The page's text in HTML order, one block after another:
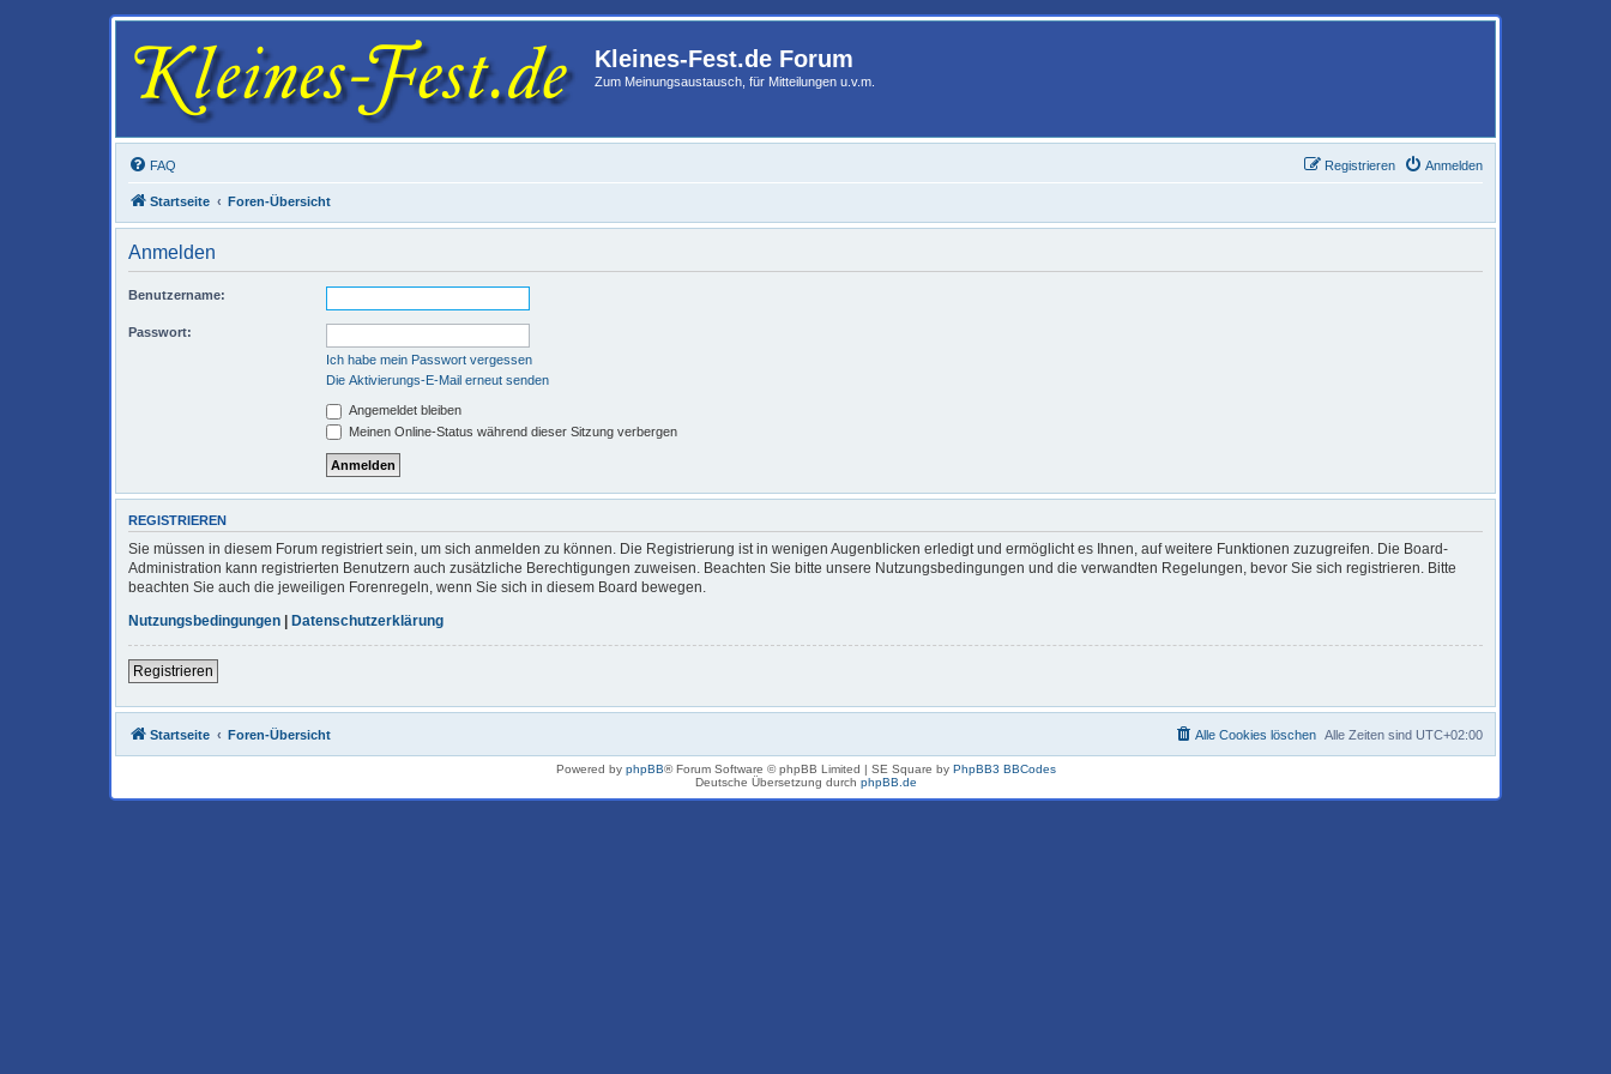
Kleines-Fest.de Forum
Zum Meinungsaustausch, für Mitteilungen u.v.m.
FAQ Anmelden
Registrieren
Startseite Foren-Übersicht
Anmelden
Benutzername:
Passwort:
Ich habe mein Passwort vergessen
Die Aktivierungs-E-Mail erneut senden
Angemeldet bleiben
Meinen Online-Status während dieser Sitzung verbergen
REGISTRIEREN
Sie müssen in diesem Forum registriert sein, um sich anmelden zu können. Die Registrierung ist in wenigen Augenblicken erledigt und ermöglicht es Ihnen, auf weitere Funktionen zuzugreifen. Die Board-
Administration kann registrierten Benutzern auch zusätzliche Berechtigungen zuweisen. Beachten Sie bitte unsere Nutzungsbedingungen und die verwandten Regelungen, bevor Sie sich registrieren. Bitte
beachten Sie auch die jeweiligen Forenregeln, wenn Sie sich in diesem Board bewegen.
Nutzungsbedingungen | Datenschutzerklärung
Registrieren
Startseite Foren-Übersicht Alle Zeiten sind UTC+02:00
Alle Cookies löschen
Powered by phpBB® Forum Software © phpBB Limited | SE Square by PhpBB3 BBCodes
Deutsche Übersetzung durch phpBB.de